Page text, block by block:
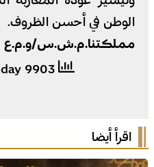
الوطن في أحسن الظروف.
مملكتنا.م.ش.س/و.م.ع
اقرأ أيضا